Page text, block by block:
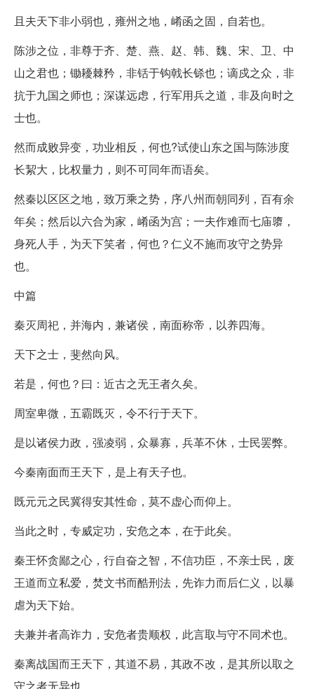
且夫天下非小弱也，雍州之地，崤函之固，自若也。
陈涉之位，非尊于齐、楚、燕、赵、韩、魏、宋、卫、中
山之君也；锄耰棘矜，非铦于钩戟长铩也；谪戍之众，非
抗于九国之师也；深谋远虑，行军用兵之道，非及向时之
士也。
然而成败异变，功业相反，何也?试使山东之国与陈涉度
长絜大，比权量力，则不可同年而语矣。
然秦以区区之地，致万乘之势，序八州而朝同列，百有余
年矣；然后以六合为家，崤函为宫；一夫作难而七庙隳，
身死人手，为天下笑者，何也？仁义不施而攻守之势异
也。
中篇
秦灭周祀，并海内，兼诸侯，南面称帝，以养四海。
天下之士，斐然向风。
若是，何也？曰：近古之无王者久矣。
周室卑微，五霸既灭，令不行于天下。
是以诸侯力政，强凌弱，众暴寡，兵革不休，士民罢弊。
今秦南面而王天下，是上有天子也。
既元元之民冀得安其性命，莫不虚心而仰上。
当此之时，专威定功，安危之本，在于此矣。
秦王怀贪鄙之心，行自奋之智，不信功臣，不亲士民，废
王道而立私爱，焚文书而酷刑法，先诈力而后仁义，以暴
虐为天下始。
夫兼并者高诈力，安危者贵顺权，此言取与守不同术也。
秦离战国而王天下，其道不易，其政不改，是其所以取之
守之者无异也。